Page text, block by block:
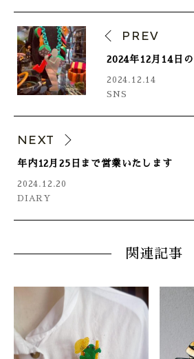
PREV
2024年12月14日
2024.12.14
SNS
NEXT
年内12月25日まで営業いたします
2024.12.20
DIARY
関連記事